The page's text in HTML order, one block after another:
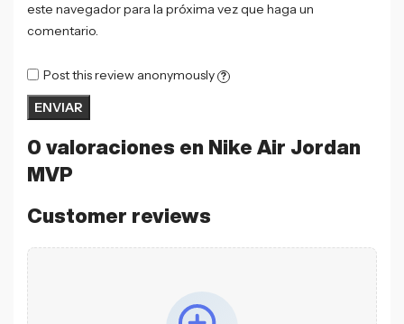
0 valoraciones en Nike Air Jordan
MVP
Customer reviews
este navegador para la próxima vez que haga un
comentario.
Post this review anonymously ?